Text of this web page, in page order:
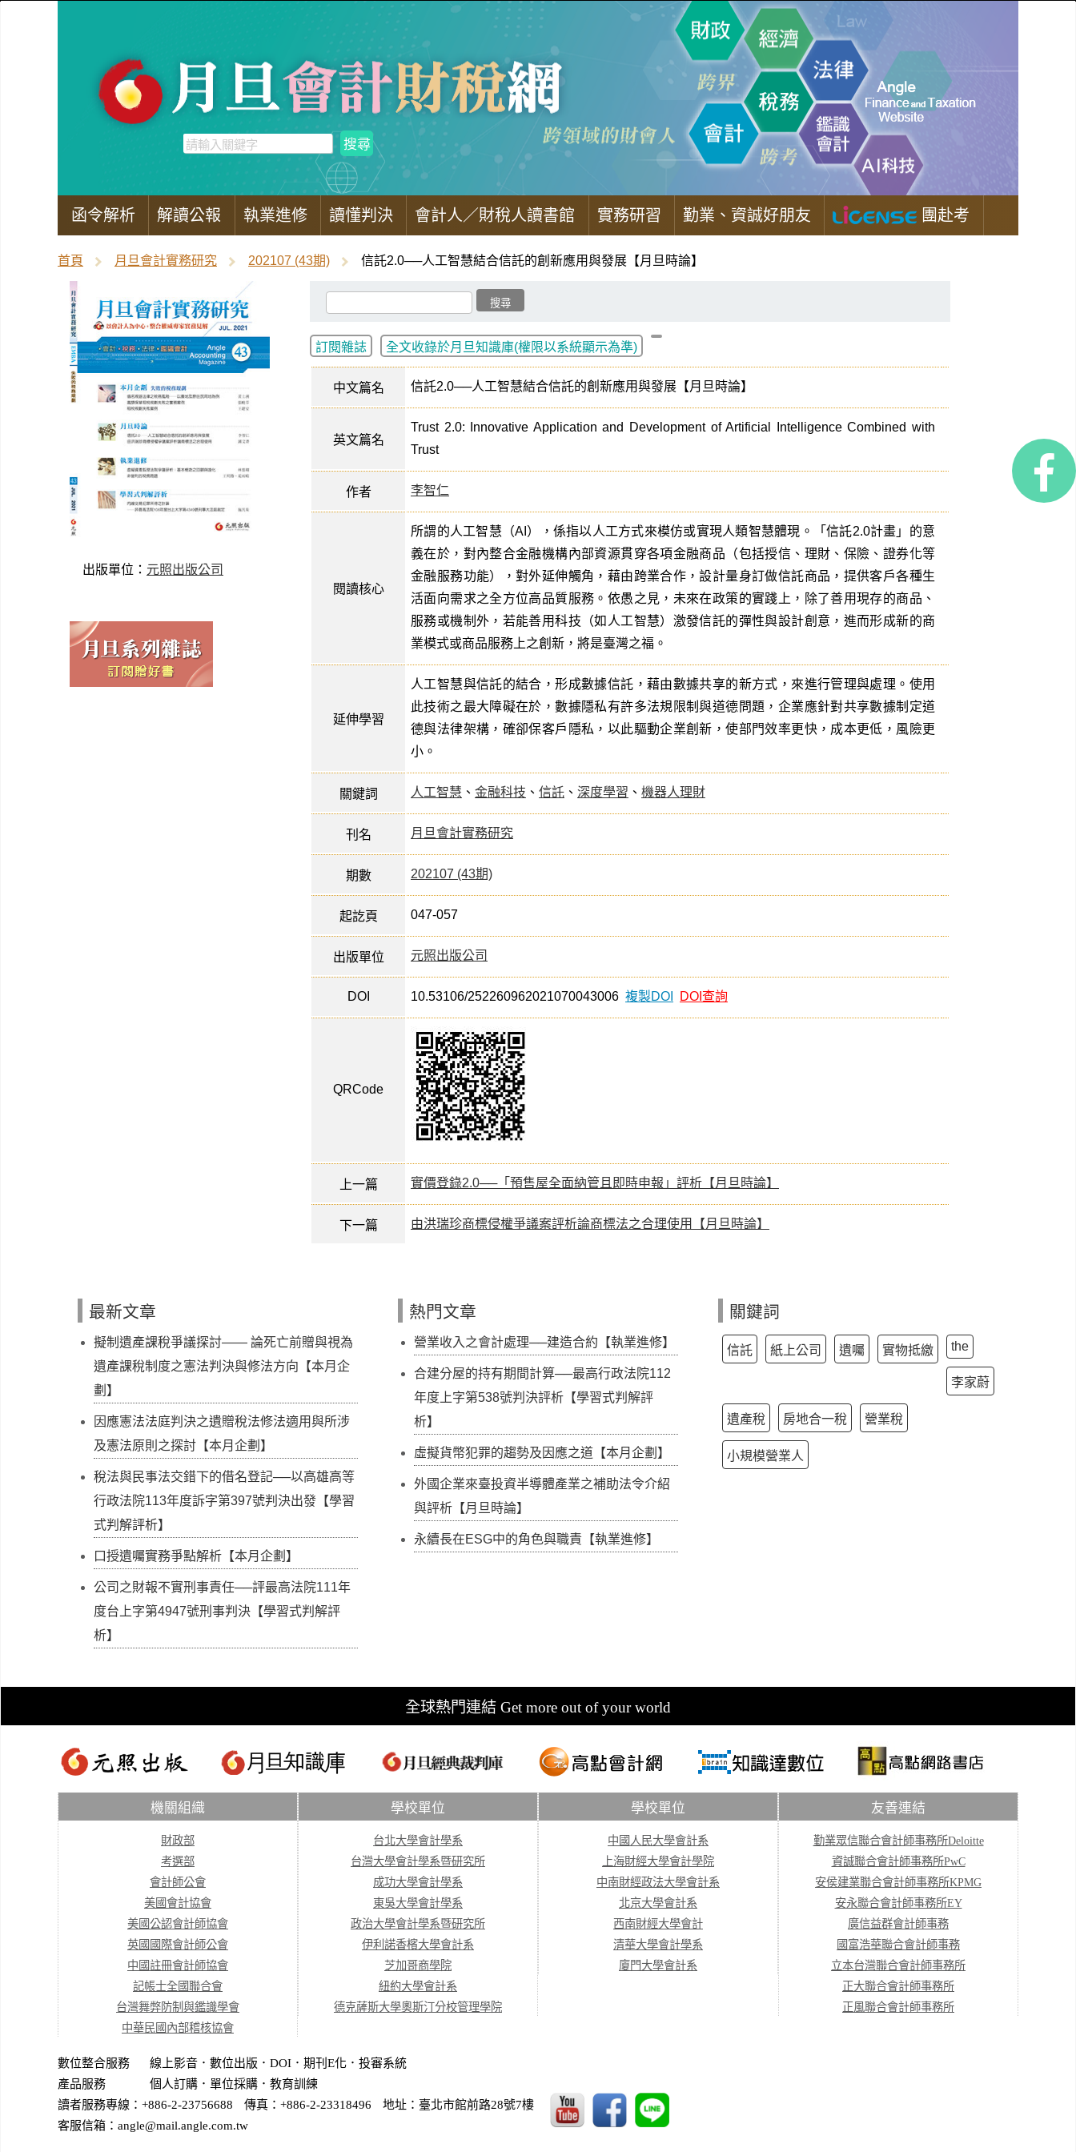
函令解析 解讀公報 執業進修 讀懂判決 會計人／財稅人讀書館 實務研習 勤業、資誠好朋友 團赴考
首頁 月旦會計實務研究 202107 (43期) 信託2.0──人工智慧結合信託的創新應用與發展【月旦時論】
出版單位： 元照出版公司
訂閱雜誌 全文收錄於月旦知識庫(權限以系統顯示為準)
中文篇名 信託2.0──人工智慧結合信託的創新應用與發展【月旦時論】
英文篇名
Trust 2.0: Innovative Application and Development of Artificial Intelligence Combined with
Trust
作者 李智仁
閱讀核心
所謂的人工智慧（AI），係指以人工方式來模仿或實現人類智慧體現。「信託2.0計畫」的意
義在於，對內整合金融機構內部資源貫穿各項金融商品（包括授信、理財、保險、證券化等
金融服務功能），對外延伸觸角，藉由跨業合作，設計量身訂做信託商品，提供客戶各種生
活面向需求之全方位高品質服務。依愚之見，未來在政策的實踐上，除了善用現存的商品、
服務或機制外，若能善用科技（如人工智慧）激發信託的彈性與設計創意，進而形成新的商
業模式或商品服務上之創新，將是臺灣之福。
延伸學習
人工智慧與信託的結合，形成數據信託，藉由數據共享的新方式，來進行管理與處理。使用
此技術之最大障礙在於，數據隱私有許多法規限制與道德問題，企業應針對共享數據制定道
德與法律架構，確卻保客戶隱私，以此驅動企業創新，使部門效率更快，成本更低，風險更
小。
關鍵詞 人工智慧 、 金融科技 、 信託 、 深度學習 、 機器人理財
刊名 月旦會計實務研究
期數 202107 (43期)
起訖頁 047-057
出版單位 元照出版公司
DOI 10.53106/252260962021070043006 複製DOI DOI查詢
QRCode
上一篇 實價登錄2.0──「預售屋全面納管且即時申報」評析【月旦時論】
下一篇 由洪瑞珍商標侵權爭議案評析論商標法之合理使用【月旦時論】
最新文章
擬制遺產課稅爭議探討—— 論死亡前贈與視為
遺產課稅制度之憲法判決與修法方向【本月企
劃】
因應憲法法庭判決之遺贈稅法修法適用與所涉
及憲法原則之探討【本月企劃】
稅法與民事法交錯下的借名登記──以高雄高等
行政法院113年度訴字第397號判決出發【學習
式判解評析】
口授遺囑實務爭點解析【本月企劃】
公司之財報不實刑事責任──評最高法院111年
度台上字第4947號刑事判決【學習式判解評
析】
熱門文章
營業收入之會計處理──建造合約【執業進修】
合建分屋的持有期間計算──最高行政法院112
年度上字第538號判決評析【學習式判解評
析】
虛擬貨幣犯罪的趨勢及因應之道【本月企劃】
外國企業來臺投資半導體產業之補助法令介紹
與評析【月旦時論】
永續長在ESG中的角色與職責【執業進修】
關鍵詞
信託 紙上公司 遺囑 實物抵繳 the
李家蔚
遺產稅 房地合一稅 營業稅
小規模營業人
全球熱門連結 Get more out of your world
機關組織
財政部
考選部
會計師公會
美國會計協會
美國公認會計師協會
英國國際會計師公會
中國註冊會計師協會
記帳士全國聯合會
台灣舞弊防制與鑑識學會
中華民國內部稽核協會
學校單位
台北大學會計學系
台灣大學會計學系暨研究所
成功大學會計學系
東吳大學會計學系
政治大學會計學系暨研究所
伊利諾香檳大學會計系
芝加哥商學院
紐約大學會計系
德克薩斯大學奧斯汀分校管理學院
學校單位
中國人民大學會計系
上海財經大學會計學院
中南財經政法大學會計系
北京大學會計系
西南財經大學會計
清華大學會計學系
廈門大學會計系
友善連結
勤業眾信聯合會計師事務所Deloitte
資誠聯合會計師事務所PwC
安侯建業聯合會計師事務所KPMG
安永聯合會計師事務所EY
廣信益群會計師事務
國富浩華聯合會計師事務
立本台灣聯合會計師事務所
正大聯合會計師事務所
正風聯合會計師事務所
數位整合服務 線上影音 ． 數位出版 ． DOI ． 期刊E化 ． 投審系統
產品服務
個人訂購 ． 單位採購 ．教育訓練
讀者服務專線：+886-2-23756688
傳真：+886-2-23318496
地址：臺北市館前路28號7樓
客服信箱：angle@mail.angle.com.tw